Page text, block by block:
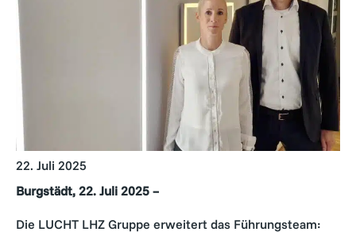
22. Juli 2025
Burgstädt, 22. Juli 2025 –
Die LUCHT LHZ Gruppe erweitert das Führungsteam: